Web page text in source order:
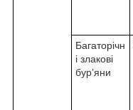
Багаторічн
і злакові
бур’яни